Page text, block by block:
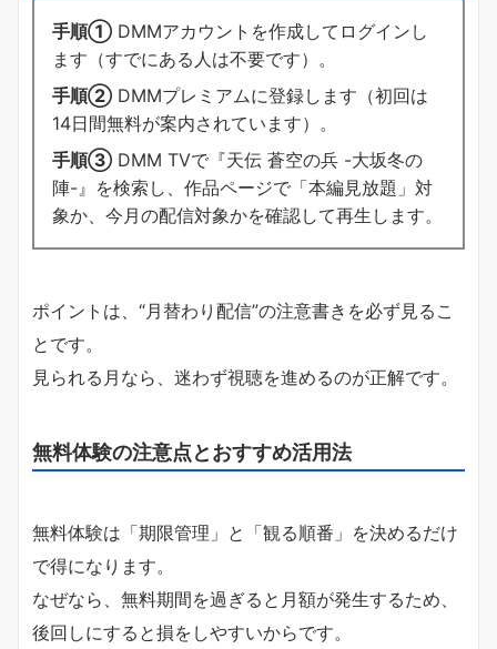
手順① DMMアカウントを作成してログインし
ます（すでにある人は不要です）。
手順② DMMプレミアムに登録します（初回は
14日間無料が案内されています）。
手順③ DMM TVで『天伝 蒼空の兵 -大坂冬の
陣-』を検索し、作品ページで「本編見放題」対
象か、今月の配信対象かを確認して再生します。
ポイントは、“月替わり配信”の注意書きを必ず見るこ
とです。
見られる月なら、迷わず視聴を進めるのが正解です。
無料体験の注意点とおすすめ活用法
無料体験は「期限管理」と「観る順番」を決めるだけ
で得になります。
なぜなら、無料期間を過ぎると月額が発生するため、
後回しにすると損をしやすいからです。